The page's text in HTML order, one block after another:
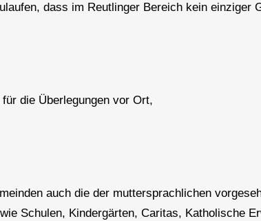
dass im Reutlinger Bereich kein einziger
die Überlegungen vor Ort,
auch die der muttersprachlichen
Schulen, Kindergärten, Caritas, Katholische